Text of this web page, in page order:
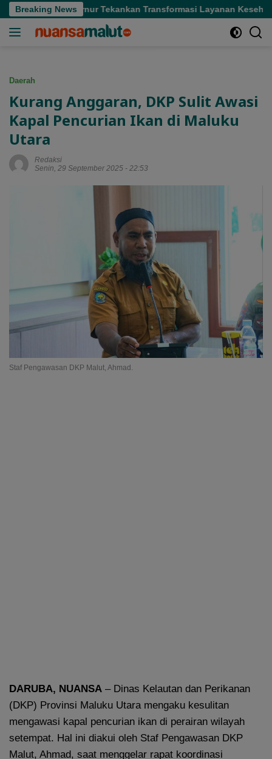
Langsung
ke
Breaking News
Gubernur Tekankan Transformasi Layanan Kesehatan
Daerah
Kurang Anggaran, DKP Sulit Awasi
Kapal Pencurian Ikan di Maluku
Utara
Redaksi
Senin, 29 September 2025 - 22:53
Staf Pengawasan DKP Malut, Ahmad.
DARUBA, NUANSA – Dinas Kelautan dan Perikanan
(DKP) Provinsi Maluku Utara mengaku kesulitan
mengawasi kapal pencurian ikan di perairan wilayah
setempat. Hal ini diakui oleh Staf Pengawasan DKP
Malut, Ahmad, saat menggelar rapat koordinasi